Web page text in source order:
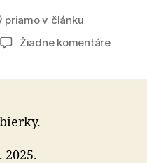
priamo v článku
Žiadne komentárena
2025.